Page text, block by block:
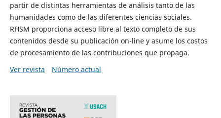
partir de distintas herramientas de análisis tanto de las
humanidades como de las diferentes ciencias sociales.
RHSM proporciona acceso libre al texto completo de sus
contenidos desde su publicación on-line y asume los costos
de procesamiento de las contribuciones que propaga.
Ver revista
Número actual